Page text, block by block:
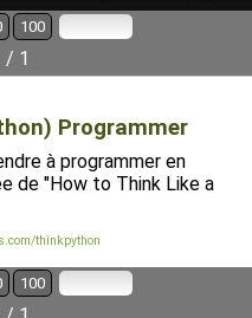
100
/ 1
Programmer
à programmer en
de "How to Think Like a
thinkpython
100